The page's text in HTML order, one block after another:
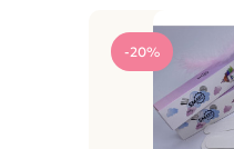
-20%